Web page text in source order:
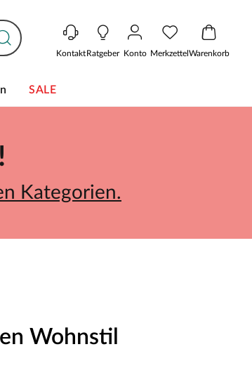
KontaktRatgeber Konto MerkzettelWarenkorb
SALE
Kategorien.
Wohnstil